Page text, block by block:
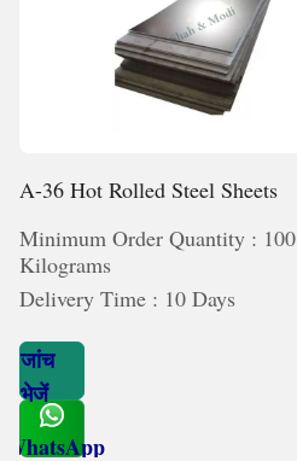
A-36 Hot Rolled Steel Sheets
Minimum Order Quantity : 100
Kilograms
Delivery Time : 10 Days
जांच
भेजें
WhatsApp